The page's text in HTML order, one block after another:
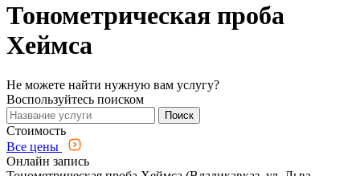
Тонометрическая проба
Хеймса
Не можете найти нужную вам услугу?
Воспользуйтесь поиском
Поиск
Стоимость
Все цены
Онлайн запись